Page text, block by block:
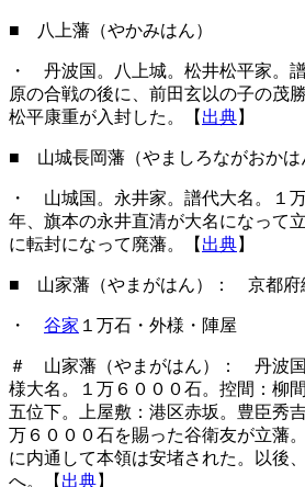
■ 八上藩（やかみはん）
・ 丹波国。八上城。松井松平家。
原の合戦の後に、前田玄以の子の茂
松平康重が入封した。【 出典】
■ 山城長岡藩（やましろながおかは
・ 山城国。永井家。譜代大名。１
年、旗本の永井直清が大名になって
に転封になって廃藩。【 出典】
■ 山家藩（やまがはん） ： 京都府
・ 谷家 １万石・外様・陣屋
＃ 山家藩（やまがはん）： 丹波
様大名。１万６０００石。控間：柳
五位下。上屋敷：港区赤坂。豊臣秀
万６０００石を賜った谷衛友が立藩
に内通して本領は安堵された。以後
へ。【 出典】